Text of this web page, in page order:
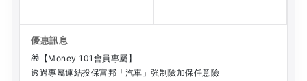
🎁【Money 101會員專屬】
透過專屬連結投保富邦「汽車」強制險加保任意險